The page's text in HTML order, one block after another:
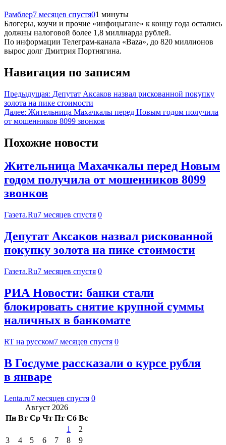
Рамблер7 месяцев спустя01 минуты
Блогеры, коучи и прочие «инфоцыгане» к концу года остались
должны налоговой более 1,8 миллиарда рублей.
По информации Телеграм-канала «Вaza», до 820 миллионов
вырос долг Дмитрия Портнягина.
Навигация по записям
Предыдущая: Депутат Аксаков назвал рискованной покупку
золота на пике стоимости
Далее: Жительница Махачкалы перед Новым годом получила
от мошенников 8099 звонков
Похожие новости
Жительница Махачкалы перед Новым
годом получила от мошенников 8099
звонков
Газета.Ru7 месяцев спустя 0
Депутат Аксаков назвал рискованной
покупку золота на пике стоимости
Газета.Ru7 месяцев спустя 0
РИА Новости: банки стали
блокировать снятие крупной суммы
наличных в банкомате
RT на русском7 месяцев спустя 0
В Госдуме рассказали о курсе рубля
в январе
Lenta.ru7 месяцев спустя 0
Август 2026
Пн Вт Ср Чт Пт Сб Вс
1
2
3
4 5 6 7 8
9